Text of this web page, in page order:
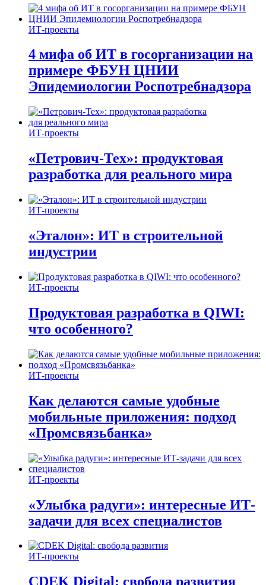
ИТ-проекты
4 мифа об ИТ в госорганизации на
примере ФБУН ЦНИИ
Эпидемиологии Роспотребнадзора
ИТ-проекты
«Петрович-Тех»: продуктовая
разработка для реального мира
ИТ-проекты
«Эталон»: ИТ в строительной
индустрии
ИТ-проекты
Продуктовая разработка в QIWI:
что особенного?
ИТ-проекты
Как делаются самые удобные
мобильные приложения: подход
«Промсвязьбанка»
ИТ-проекты
«Улыбка радуги»: интересные ИТ-
задачи для всех специалистов
ИТ-проекты
CDEK Digital: свобода развития